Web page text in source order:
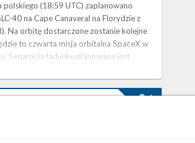
(18:59 UTC) zaplanowano
40 na Cape Canaveral na Florydzie z
Na orbitę dostarczone zostanie kolejne
to czwarta misja orbitalna SpaceX w
Separacja ładunku planowana jest
…
6